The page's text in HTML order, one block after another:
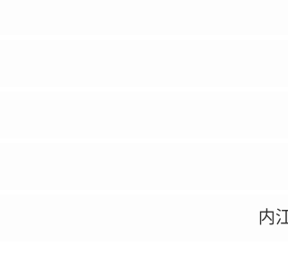
内